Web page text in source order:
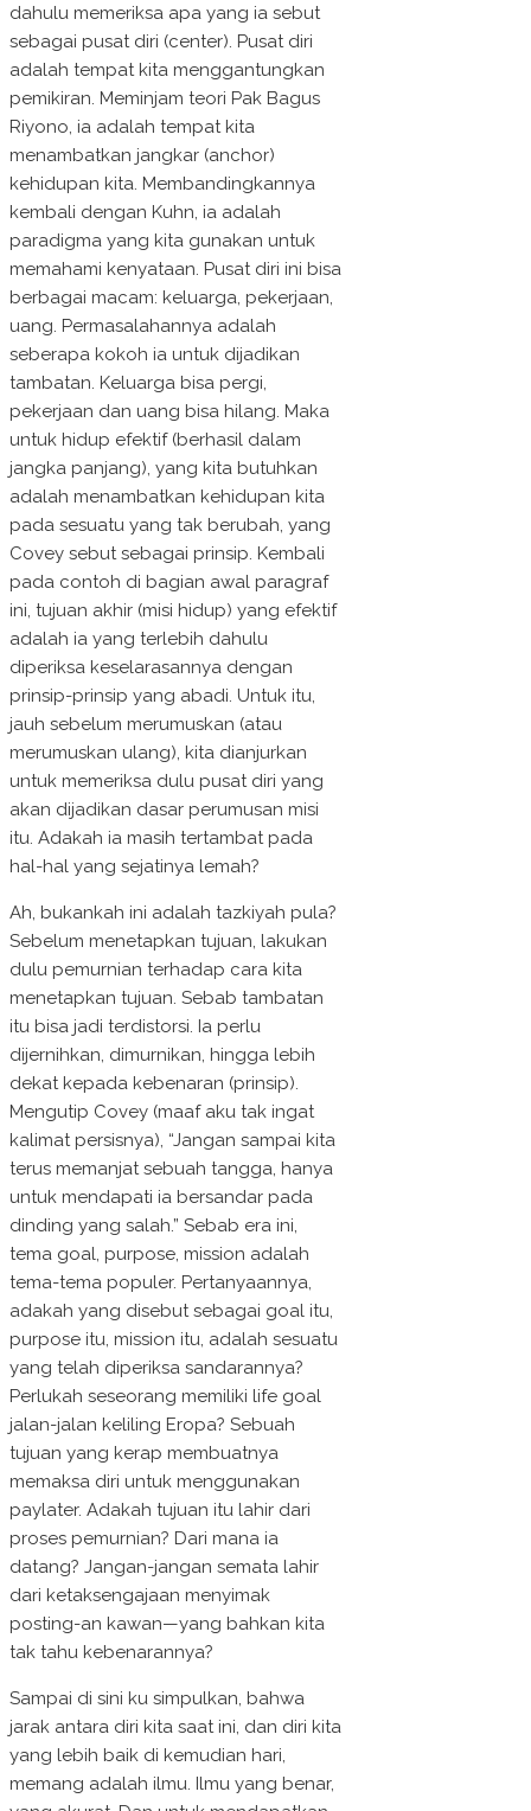
dahulu memeriksa apa yang ia sebut
sebagai pusat diri (center). Pusat diri
adalah tempat kita menggantungkan
pemikiran. Meminjam teori Pak Bagus
Riyono, ia adalah tempat kita
menambatkan jangkar (anchor)
kehidupan kita. Membandingkannya
kembali dengan Kuhn, ia adalah
paradigma yang kita gunakan untuk
memahami kenyataan. Pusat diri ini bisa
berbagai macam: keluarga, pekerjaan,
uang. Permasalahannya adalah
seberapa kokoh ia untuk dijadikan
tambatan. Keluarga bisa pergi,
pekerjaan dan uang bisa hilang. Maka
untuk hidup efektif (berhasil dalam
jangka panjang), yang kita butuhkan
adalah menambatkan kehidupan kita
pada sesuatu yang tak berubah, yang
Covey sebut sebagai prinsip. Kembali
pada contoh di bagian awal paragraf
ini, tujuan akhir (misi hidup) yang efektif
adalah ia yang terlebih dahulu
diperiksa keselarasannya dengan
prinsip-prinsip yang abadi. Untuk itu,
jauh sebelum merumuskan (atau
merumuskan ulang), kita dianjurkan
untuk memeriksa dulu pusat diri yang
akan dijadikan dasar perumusan misi
itu. Adakah ia masih tertambat pada
hal-hal yang sejatinya lemah?
Ah, bukankah ini adalah tazkiyah pula?
Sebelum menetapkan tujuan, lakukan
dulu pemurnian terhadap cara kita
menetapkan tujuan. Sebab tambatan
itu bisa jadi terdistorsi. Ia perlu
dijernihkan, dimurnikan, hingga lebih
dekat kepada kebenaran (prinsip).
Mengutip Covey (maaf aku tak ingat
kalimat persisnya), “Jangan sampai kita
terus memanjat sebuah tangga, hanya
untuk mendapati ia bersandar pada
dinding yang salah.” Sebab era ini,
tema goal, purpose, mission adalah
tema-tema populer. Pertanyaannya,
adakah yang disebut sebagai goal itu,
purpose itu, mission itu, adalah sesuatu
yang telah diperiksa sandarannya?
Perlukah seseorang memiliki life goal
jalan-jalan keliling Eropa? Sebuah
tujuan yang kerap membuatnya
memaksa diri untuk menggunakan
paylater. Adakah tujuan itu lahir dari
proses pemurnian? Dari mana ia
datang? Jangan-jangan semata lahir
dari ketaksengajaan menyimak
posting-an kawan—yang bahkan kita
tak tahu kebenarannya?
Sampai di sini ku simpulkan, bahwa
jarak antara diri kita saat ini, dan diri kita
yang lebih baik di kemudian hari,
memang adalah ilmu. Ilmu yang benar,